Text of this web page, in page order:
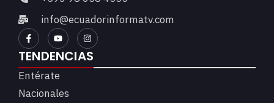
info@ecuadorinformatv.com
TENDENCIAS
Entérate
Nacionales